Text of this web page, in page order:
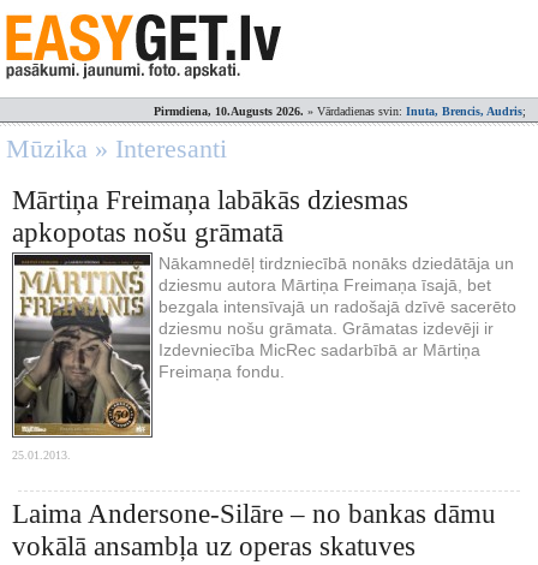
Pirmdiena, 10.Augusts 2026. » Vārdadienas svin: Inuta, Brencis, Audris;
Mūzika » Interesanti
Mārtiņa Freimaņa labākās dziesmas
apkopotas nošu grāmatā
Nākamnedēļ tirdzniecībā nonāks dziedātāja un
dziesmu autora Mārtiņa Freimaņa īsajā, bet
bezgala intensīvajā un radošajā dzīvē sacerēto
dziesmu nošu grāmata. Grāmatas izdevēji ir
Izdevniecība MicRec sadarbībā ar Mārtiņa
Freimaņa fondu.
25.01.2013.
Laima Andersone-Silāre – no bankas dāmu
vokālā ansambļa uz operas skatuves